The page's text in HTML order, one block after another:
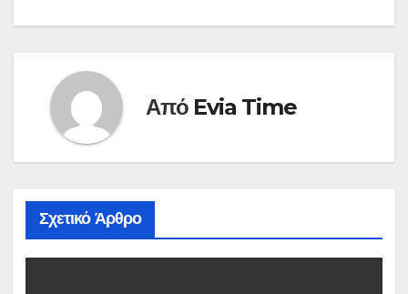
Από Evia Time
Σχετικό Άρθρο